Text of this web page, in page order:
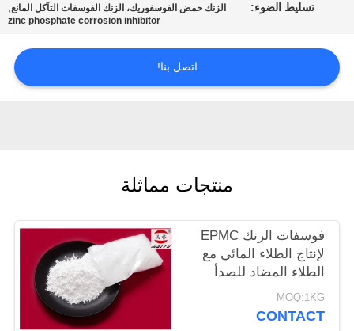
اطلب
اقتباس
تسليط الضوء: الزنك حمض الفوسفوريك، الزنك الفوسفات التآكل المانع,
zinc phosphate corrosion inhibitor
اتصل بنا!
منتجات مماثلة
فوسفات الزنك EPMC
لإنتاج الطلاء المائي مع
الطلاء المضاد للصدأ
منخفض المعادن الثقيلة
MOQ:1KG
CONTACT